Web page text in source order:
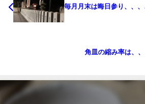
毎月月末は晦日参り、、、
角皿の縮み率は、、